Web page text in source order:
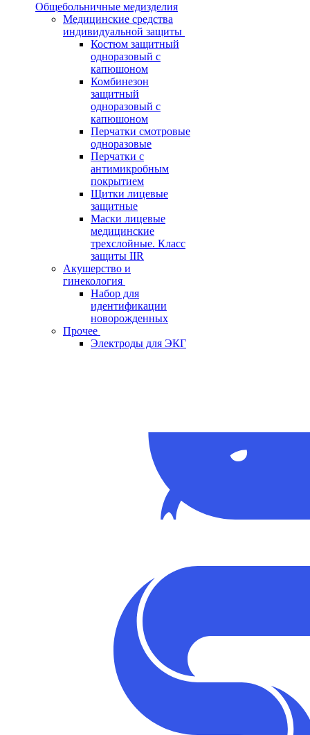
Общебольничные медизделия
Медицинские средства
индивидуальной защиты
Костюм защитный
одноразовый с
капюшоном
Комбинезон
защитный
одноразовый с
капюшоном
Перчатки смотровые
одноразовые
Перчатки с
антимикробным
покрытием
Щитки лицевые
защитные
Маски лицевые
медицинские
трехслойные. Класс
защиты IIR
Акушерство и
гинекология
Набор для
идентификации
новорожденных
Прочее
Электроды для ЭКГ